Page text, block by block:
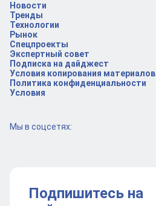
Новости
Тренды
Технологии
Рынок
Спецпроекты
Экспертный совет
Подписка на дайджест
Условия копирования материалов
Политика конфиденциальности
Условия
Мы в соцсетях:
Подпишитесь на